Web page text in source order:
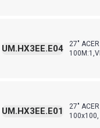
27"
UM.HX3EE.E04
27"
100x100,
UM.HX3EE.E01